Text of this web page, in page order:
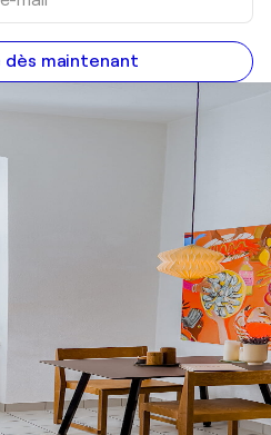
dès maintenant